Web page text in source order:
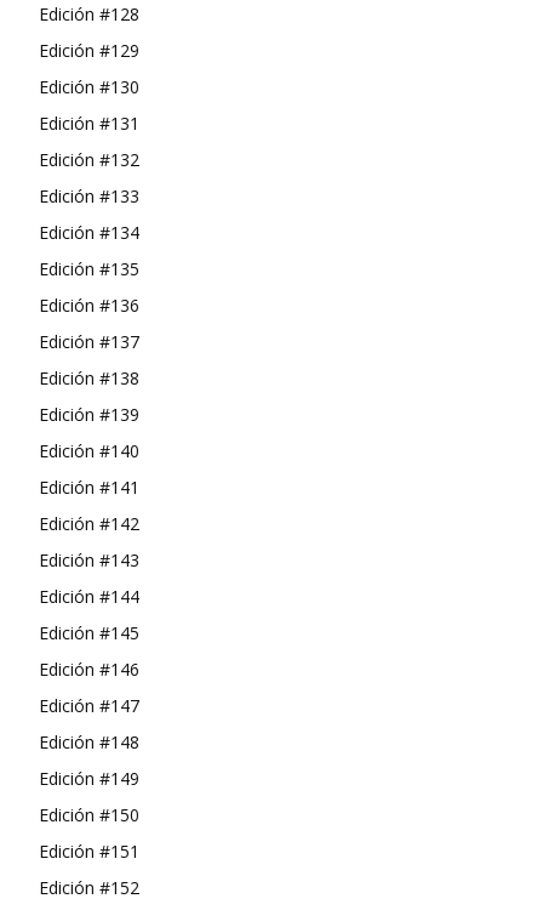
Edición #128
Edición #129
Edición #130
Edición #131
Edición #132
Edición #133
Edición #134
Edición #135
Edición #136
Edición #137
Edición #138
Edición #139
Edición #140
Edición #141
Edición #142
Edición #143
Edición #144
Edición #145
Edición #146
Edición #147
Edición #148
Edición #149
Edición #150
Edición #151
Edición #152